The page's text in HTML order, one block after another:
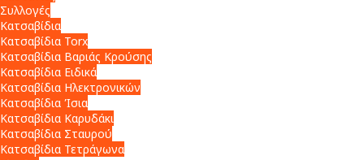
Συλλογές
Κατσαβίδια
Κατσαβίδια Torx
Κατσαβίδια Βαριάς Κρούσης
Κατσαβίδια Ειδικά
Κατσαβίδια Ηλεκτρονικών
Κατσαβίδια Ίσια
Κατσαβίδια Καρυδάκι
Κατσαβίδια Σταυρού
Κατσαβίδια Τετράγωνα